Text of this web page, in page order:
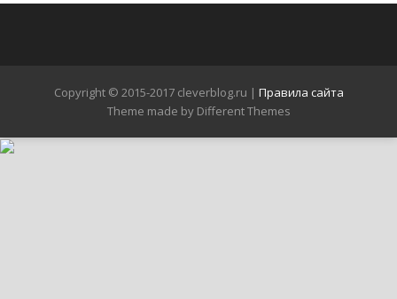
Copyright © 2015-2017 cleverblog.ru | Правила сайта
Theme made by Different Themes